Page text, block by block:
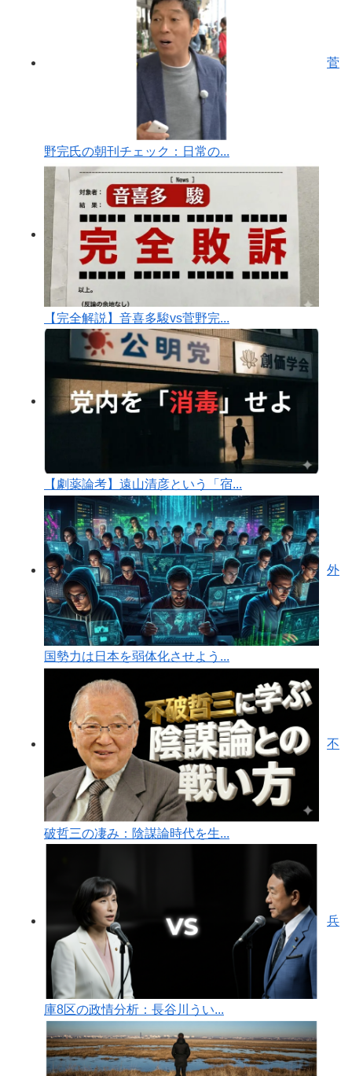
菅
野完氏の朝刊チェック：日常の...
【完全解説】音喜多駿vs菅野完...
【劇薬論考】遠山清彦という「宿...
外
国勢力は日本を弱体化させよう...
不
破哲三の凄み：陰謀論時代を生...
兵
庫8区の政情分析：長谷川うい...